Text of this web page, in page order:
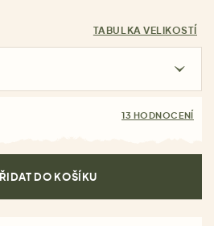
TABULKA VELIKOSTÍ
13 HODNOCENÍ
DO KOŠÍKU